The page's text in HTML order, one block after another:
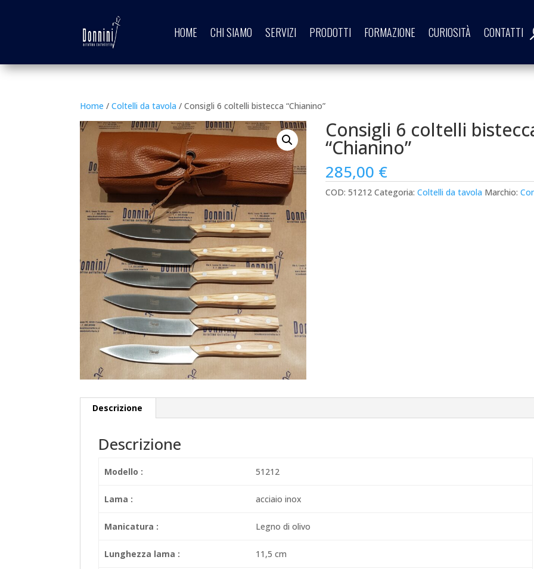
HOME CHI SIAMO SERVIZI PRODOTTI FORMAZIONE CURIOSITÀ CONTATTI
Home /Coltelli da tavola / Consigli 6 coltelli bistecca “Chianino”
Consigli 6 coltelli
“Chianino”
285,00 €
COD:51212 Categoria:Coltelli da tavola Marchio:
Descrizione
Descrizione
Modello : 51212
Lama : acciaio inox
Manicatura : Legno di olivo
Lunghezza lama : 11,5 cm